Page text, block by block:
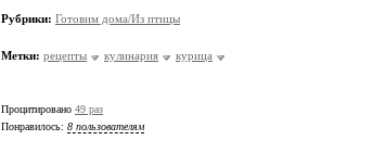
Рубрики: Готовим дома/Из птицы
Метки: рецепты кулинария курица
Процитировано 49 раз
Понравилось: 8 пользователям